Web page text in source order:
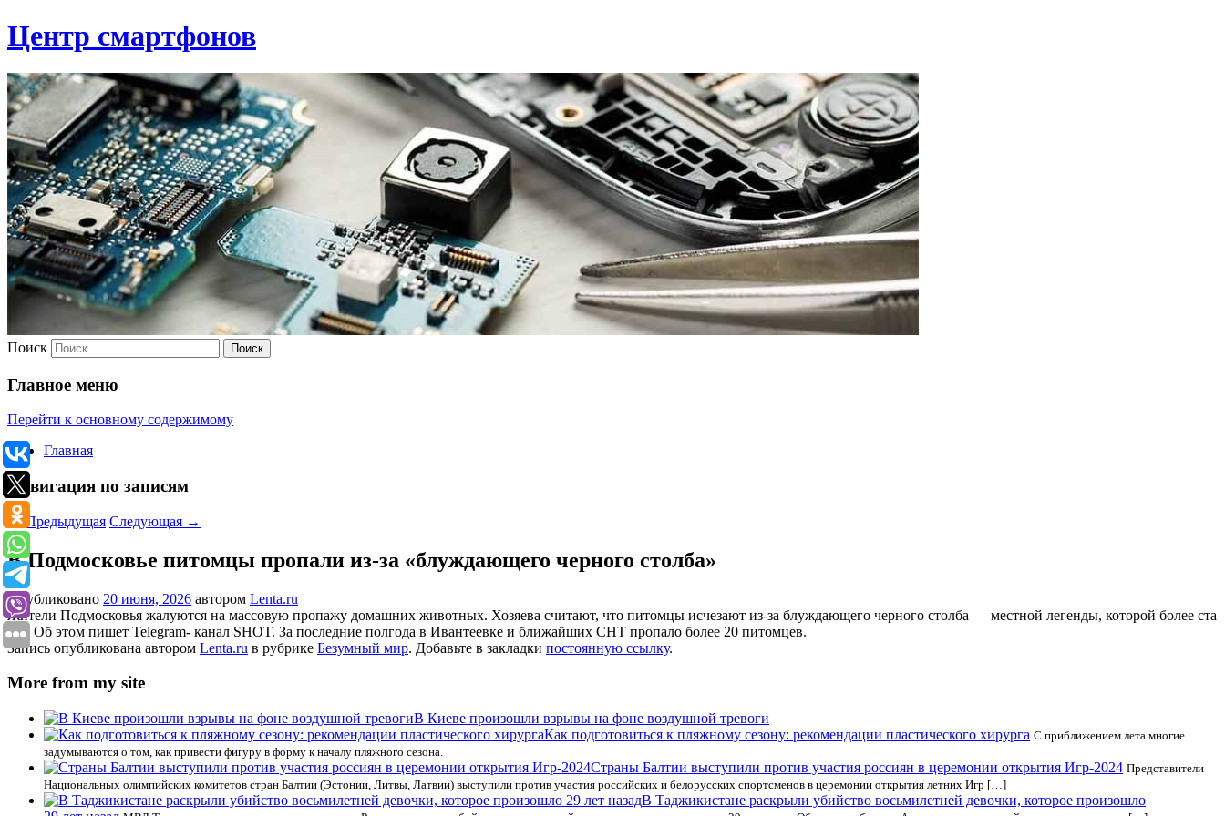
Центр смартфонов
Поиск
Главное меню
Перейти к основному содержимому
Главная
Навигация по записям
←Предыдущая Следующая →
В Подмосковье питомцы пропали из-за «блуждающего черного столба»
Опубликовано 20 июня, 2026 автором Lenta.ru
Жители Подмосковья жалуются на массовую пропажу домашних животных. Хозяева считают, что питомцы исчезают из-за блуждающего черного столба — местной легенды, которой более ста
лет. Об этом пишет Telegram- канал SHOT. За последние полгода в Ивантеевке и ближайших СНТ пропало более 20 питомцев.
Запись опубликована автором Lenta.ru в рубрике Безумный мир. Добавьте в закладки постоянную ссылку.
More from my site
В Киеве произошли взрывы на фоне воздушной тревоги
Как подготовиться к пляжному сезону: рекомендации пластического хирурга С приближением лета многие
задумываются о том, как привести фигуру в форму к началу пляжного сезона.
Страны Балтии выступили против участия россиян в церемонии открытия Игр-2024 Представители
Национальных олимпийских комитетов стран Балтии (Эстонии, Литвы, Латвии) выступили против участия российских и белорусских спортсменов в церемонии открытия летних Игр […]
В Таджикистане раскрыли убийство восьмилетней девочки, которое произошло